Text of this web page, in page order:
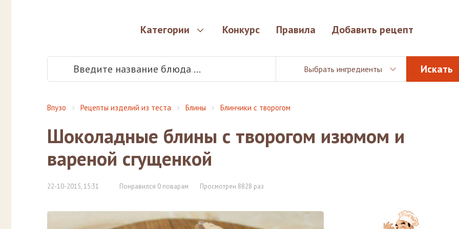
Категории Конкурс Правила Добавить рецепт
Выбрать ингредиенты
Впузо Рецепты изделий из теста Блины Блинчики с творогом
Шоколадные блины с творогом изюмом и
вареной сгущенкой
22-10-2015, 15:31 Понравился 0 поварам Просмотрен 8828 раз